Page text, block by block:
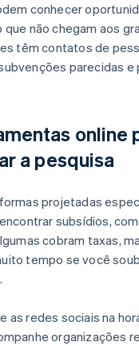
conhecer
que não chegam aos
têm contatos de
parecidas e
online
a pesquisa
projetadas
subsídios,
cobram taxas,
tempo se você
as redes sociais na
organizações